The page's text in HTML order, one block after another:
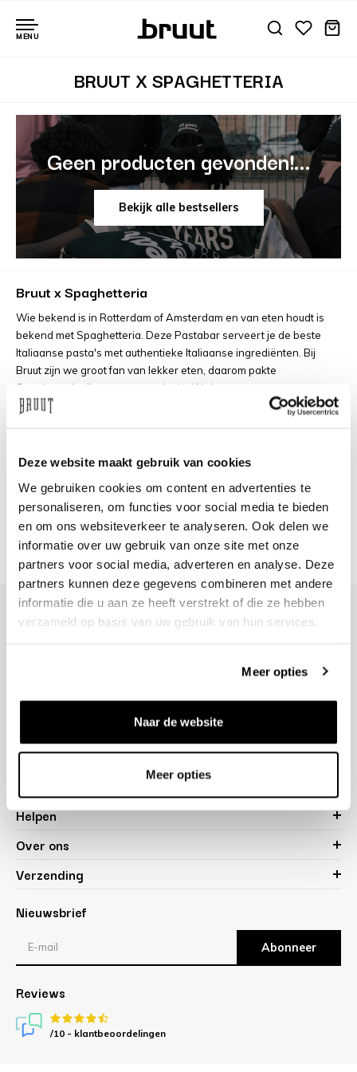
Deze website maakt gebruik van cookies
We gebruiken cookies om content en advertenties te
personaliseren, om functies voor social media te bieden
en om ons websiteverkeer te analyseren. Ook delen we
informatie over uw gebruik van onze site met onze
partners voor social media, adverteren en analyse. Deze
partners kunnen deze gegevens combineren met andere
informatie die u aan ze heeft verstrekt of die ze hebben
verzameld op basis van uw gebruik van hun services.
Meer opties
Naar de website
Meer opties
MENU
BRUUT X SPAGHETTERIA
Geen producten gevonden!...
Bekijk alle bestsellers
Bruut x Spaghetteria
Wie bekend is in Rotterdam of Amsterdam en van eten houdt is
bekend met Spaghetteria. Deze Pastabar serveert je de beste
Italiaanse pasta's met authentieke Italiaanse ingrediënten. Bij
Bruut zijn we groot fan van lekker eten, daarom pakte
Spaghetteria direct onze aandacht. We kunnen met trots zeggen
dat we samen met Spaghetteria een design hebben gemaakt op
normaal in hun pasta's gooien nu in een capsule kledingcollectie.
het shirt wat legende Andrea Pirlo droeg tijdens het EK van 2014.
De Bruut x Spaghetteria samenwerking collectie zal spoedig
worden gedropt.
Contact Formulier
OPENINGSTIJDEN
Helpen
Over ons
Verzending
Nieuwsbrief
Abonneer
Reviews
/10 - klantbeoordelingen